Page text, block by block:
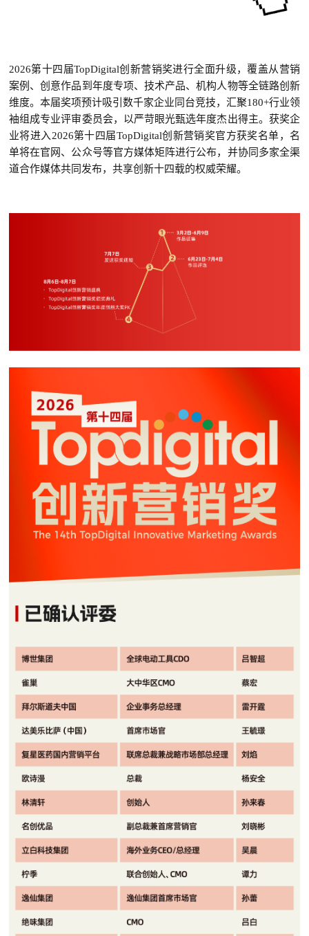
2026第十四届TopDigital创新营销奖进行全面升级，覆盖从营销
案例、创意作品到年度专项、技术产品、机构人物等全链路创新
维度。本届奖项预计吸引数千家企业同台竞技，汇聚180+行业领
袖组成专业评审委员会，以严苛眼光甄选年度杰出得主。获奖企
业将进入2026第十四届TopDigital创新营销奖官方获奖名单，名
单将在官网、公众号等官方媒体矩阵进行公布，并协同多家全渠
道合作媒体共同发布，共享创新十四载的权威荣耀。